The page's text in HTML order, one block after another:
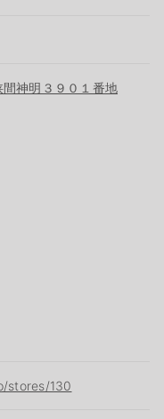
神明３９０１番地
stores/130